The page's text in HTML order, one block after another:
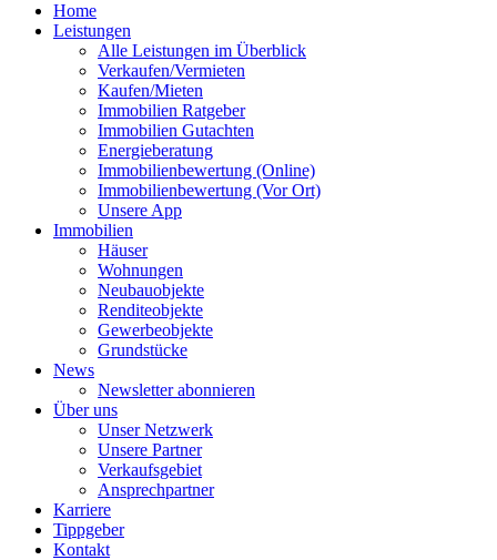
Home
Leistungen
Alle Leistungen im Überblick
Verkaufen/Vermieten
Kaufen/Mieten
Immobilien Ratgeber
Immobilien Gutachten
Energieberatung
Immobilienbewertung (Online)
Immobilienbewertung (Vor Ort)
Unsere App
Immobilien
Häuser
Wohnungen
Neubauobjekte
Renditeobjekte
Gewerbeobjekte
Grundstücke
News
Newsletter abonnieren
Über uns
Unser Netzwerk
Unsere Partner
Verkaufsgebiet
Ansprechpartner
Karriere
Tippgeber
Kontakt